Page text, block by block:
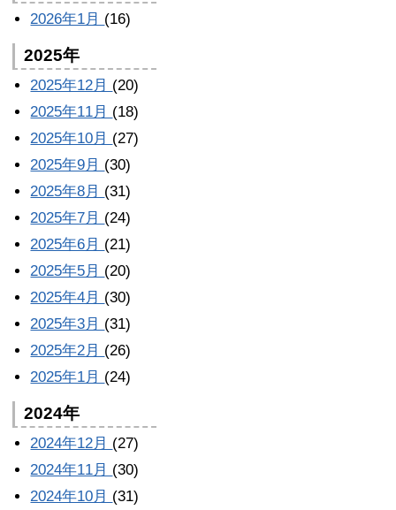
2026年1月 (16)
2025年
2025年12月 (20)
2025年11月 (18)
2025年10月 (27)
2025年9月 (30)
2025年8月 (31)
2025年7月 (24)
2025年6月 (21)
2025年5月 (20)
2025年4月 (30)
2025年3月 (31)
2025年2月 (26)
2025年1月 (24)
2024年
2024年12月 (27)
2024年11月 (30)
2024年10月 (31)